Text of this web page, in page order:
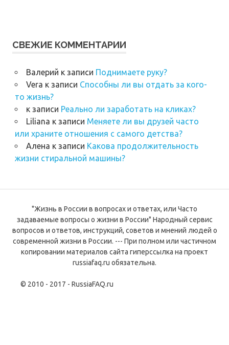
СВЕЖИЕ КОММЕНТАРИИ
Валерий к записи Поднимаете руку?
Vera к записи Способны ли вы отдать за кого-
то жизнь?
к записи Реально ли заработать на кликах?
Liliana к записи Меняете ли вы друзей часто
или храните отношения с самого детства?
Алена к записи Какова продолжительность
жизни стиральной машины?
"Жизнь в России в вопросах и ответах, или Часто
задаваемые вопросы о жизни в России" Народный сервис
вопросов и ответов, инструкций, советов и мнений людей о
современной жизни в России. --- При полном или частичном
копировании материалов сайта гиперссылка на проект
russiafaq.ru обязательна.
© 2010 - 2017 - RussiaFAQ.ru